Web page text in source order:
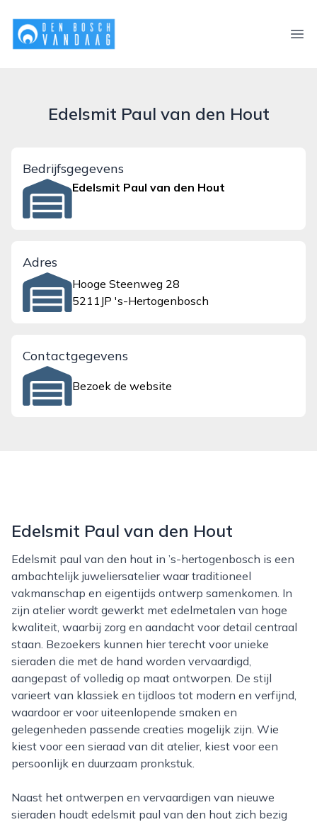
denboschvandaag.nl
Edelsmit Paul van den Hout
Bedrijfsgegevens
Edelsmit Paul van den Hout
Adres
Hooge Steenweg 28
5211JP 's-Hertogenbosch
Contactgegevens
Bezoek de website
Edelsmit Paul van den Hout
Edelsmit paul van den hout in ’s-hertogenbosch is een
ambachtelijk juweliersatelier waar traditioneel
vakmanschap en eigentijds ontwerp samenkomen. In
zijn atelier wordt gewerkt met edelmetalen van hoge
kwaliteit, waarbij zorg en aandacht voor detail centraal
staan. Bezoekers kunnen hier terecht voor unieke
sieraden die met de hand worden vervaardigd,
aangepast of volledig op maat ontworpen. De stijl
varieert van klassiek en tijdloos tot modern en verfijnd,
waardoor er voor uiteenlopende smaken en
gelegenheden passende creaties mogelijk zijn. Wie
kiest voor een sieraad van dit atelier, kiest voor een
persoonlijk en duurzaam pronkstuk.
Naast het ontwerpen en vervaardigen van nieuwe
sieraden houdt edelsmit paul van den hout zich bezig